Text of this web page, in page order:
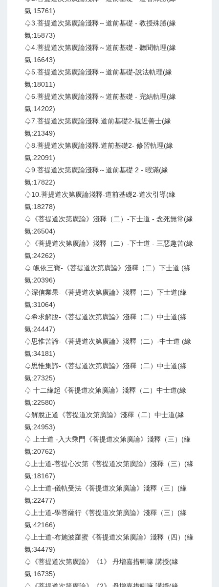
氣:15761)
♤3.菩提道次第廣論淺釋～道前基礎 - 教授殊勝(緣
氣:15873)
♤4.菩提道次第廣論淺釋～道前基礎 - 聽聞軌理(緣
氣:16643)
♤5.菩提道次第廣論淺釋～道前基礎-說法軌理(緣
氣:18011)
♤6.菩提道次第廣論淺釋～道前基礎 - 完結軌理(緣
氣:14202)
♤7.菩提道次第廣論淺釋.道前基礎2-親近善士(緣
氣:21349)
♤8.菩提道次第廣論淺釋.道前基礎2- 修習軌理(緣
氣:22091)
♤9.菩提道次第廣論淺釋～道前基礎 2 - 暇滿(緣
氣:17822)
♤10.菩提道次第廣論淺釋-道前基礎2-道次引導(緣
氣:18278)
♤《菩提道次第廣論》淺釋（二）-下士道 - 念死無常(緣
氣:26504)
♤《菩提道次第廣論》淺釋（二）-下士道 - 三惡趣苦(緣
氣:24262)
♤ 皈依三寶-《菩提道次第廣論》淺釋（二）下士道 (緣
氣:20396)
♤深信業果-《菩提道次第廣論》淺釋（二）下士道(緣
氣:31064)
♤希求解脫-《菩提道次第廣論》淺釋（二）中士道(緣
氣:24447)
♤思惟苦諦-《菩提道次第廣論》淺釋（二）-中士道 (緣
氣:34181)
♤思惟集諦-《菩提道次第廣論》淺釋（二）中士道(緣
氣:27325)
♤ 十二緣起《菩提道次第廣論》淺釋（二）中士道(緣
氣:22580)
♤解脫正道《菩提道次第廣論》淺釋（二）中士道(緣
氣:24953)
♤ 上士道 -入大乘門《菩提道次第廣論》淺釋（三）(緣
氣:20762)
♤上士道-菩提心次第《菩提道次第廣論》淺釋（三）(緣
氣:18167)
♤上士道-儀軌受法《菩提道次第廣論》淺釋（三）(緣
氣:22477)
♤上士道-學菩薩行《菩提道次第廣論》淺釋（三）(緣
氣:42166)
♤上士道-布施波羅蜜《菩提道次第廣論》淺釋（四）(緣
氣:34479)
♤《菩提道次第廣論》《1》 丹增嘉措喇嘛 講授(緣
氣:16735)